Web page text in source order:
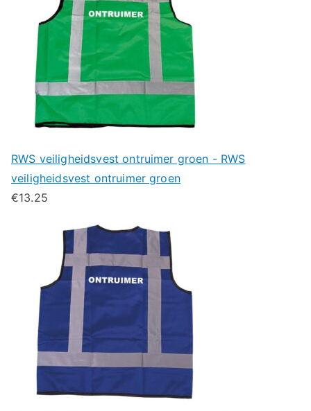
RWS veiligheidsvest ontruimer groen - RWS
veiligheidsvest ontruimer groen
€13.25